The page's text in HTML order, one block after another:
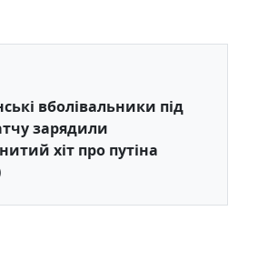
вболівальники під
зарядили
хіт про путіна